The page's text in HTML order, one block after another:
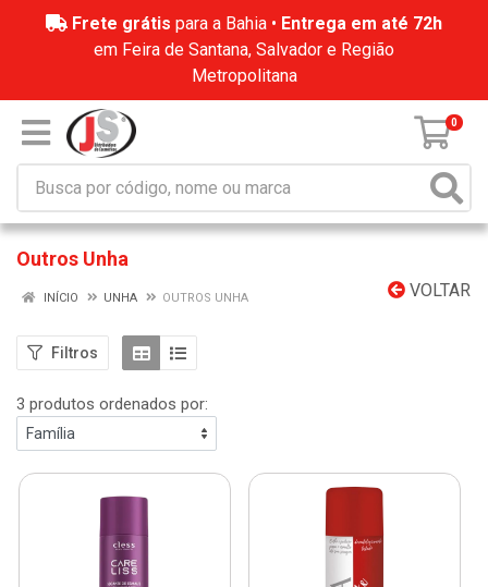
Frete grátis para a Bahia • Entrega em até 72h
em Feira de Santana, Salvador e Região
Metropolitana
0
Outros Unha
VOLTAR
INÍCIO UNHA OUTROS UNHA
Filtros
3 produtos ordenados por: